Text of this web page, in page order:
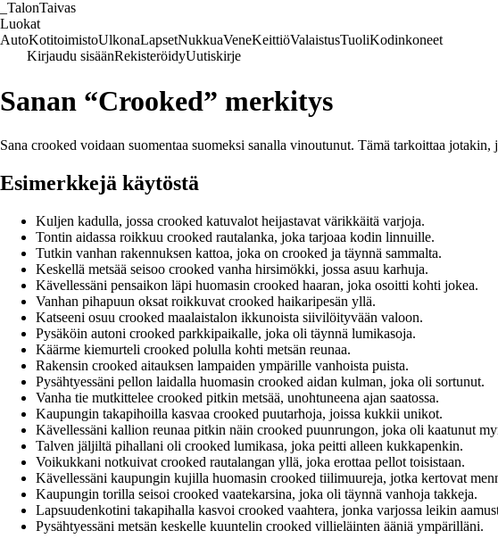
TalonTaivas
Luokat
AutoKotitoimistoUlkonaLapsetNukkuaVeneKeittiöValaistusTuoliKodinkoneet
Kirjaudu sisäänRekisteröidyUutiskirje
Sanan “Crooked” merkitys
Sana crooked voidaan suomentaa suomeksi sanalla vinoutunut. Tämä tarkoittaa
Esimerkkejä käytöstä
Kuljen kadulla, jossa crooked katuvalot heijastavat värikkäitä varjoja.
Tontin aidassa roikkuu crooked rautalanka, joka tarjoaa kodin linnuille.
Tutkin vanhan rakennuksen kattoa, joka on crooked ja täynnä sammalta.
Keskellä metsää seisoo crooked vanha hirsimökki, jossa asuu karhuja.
Kävellessäni pensaikon läpi huomasin crooked haaran, joka osoitti kohti jokea.
Vanhan pihapuun oksat roikkuvat crooked haikaripesän yllä.
Katseeni osuu crooked maalaistalon ikkunoista siivilöityvään valoon.
Pysäköin autoni crooked parkkipaikalle, joka oli täynnä lumikasoja.
Käärme kiemurteli crooked polulla kohti metsän reunaa.
Rakensin crooked aitauksen lampaiden ympärille vanhoista puista.
Pysähtyessäni pellon laidalla huomasin crooked aidan kulman, joka oli sortunut.
Vanha tie mutkittelee crooked pitkin metsää, unohtuneena ajan saatossa.
Kaupungin takapihoilla kasvaa crooked puutarhoja, joissa kukkii unikot.
Kävellessäni kallion reunaa pitkin näin crooked puunrungon, joka oli kaatunut
Talven jäljiltä pihallani oli crooked lumikasa, joka peitti alleen kukkapenkin.
Voikukkani notkuivat crooked rautalangan yllä, joka erottaa pellot toisistaan.
Kävellessäni kaupungin kujilla huomasin crooked tiilimuureja, jotka kertovat
Kaupungin torilla seisoi crooked vaatekarsina, joka oli täynnä vanhoja takkeja.
Lapsuudenkotini takapihalla kasvoi crooked vaahtera, jonka varjossa leikin
Pysähtyessäni metsän keskelle kuuntelin crooked villieläinten ääniä ympärilläni.